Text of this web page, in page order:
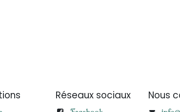
Réseaux sociaux Nous